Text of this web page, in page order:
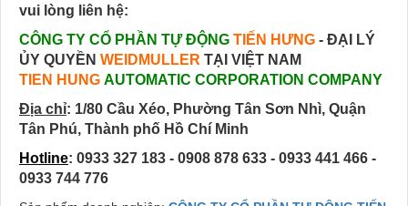
vui lòng liên hệ:
CÔNG TY CỔ PHẦN TỰ ĐỘNG TIẾN HƯNG - ĐẠI LÝ
ỦY QUYỀN WEIDMULLER TẠI VIỆT NAM
TIEN HUNG AUTOMATIC CORPORATION COMPANY
Địa chỉ: 1/80 Cầu Xéo, Phường Tân Sơn Nhì, Quận
Tân Phú, Thành phố Hồ Chí Minh
Hotline: 0933 327 183 - 0908 878 633 - 0933 441 466 -
0933 744 776